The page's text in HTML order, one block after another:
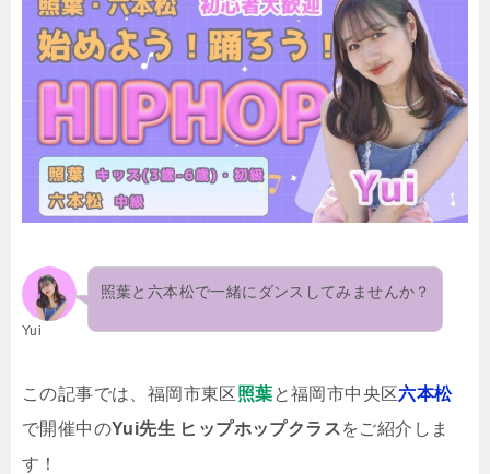
Yui
照葉と六本松で一緒にダンスしてみませんか？
この記事では、福岡市東区照葉と福岡市中央区六本松
で開催中のYui先生 ヒップホップクラスをご紹介しま
す！